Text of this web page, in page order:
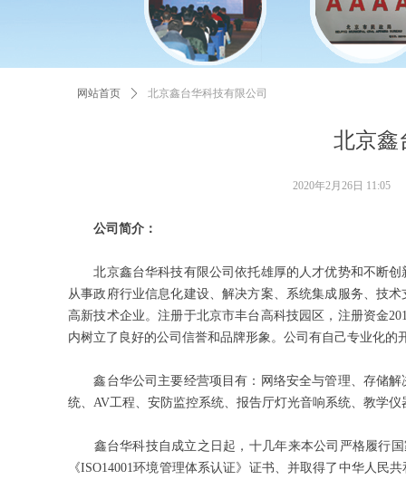
北京鑫
网站首页 ꄲ 北京鑫台华科技有限公司
公司简介：
北京鑫台华科技有限公司依托雄厚的人才优势和不断创
从事政府行业信息化建设、解决方案、系统集成服务、技
高新技术企业。注册于北京市丰台高科技园区，注册资金
内树立了良好的公司信誉和品牌形象。公司有自己专业化
鑫台华公司主要经营项目有：网络安全与管理、存储解
统、AV工程、安防监控系统、报告厅灯光音响系统、教学
鑫台华科技自成立之日起，十几年来本公司严格履行国
《ISO14001环境管理体系认证》证书、并取得了中华人
2020年2月26日 11:05